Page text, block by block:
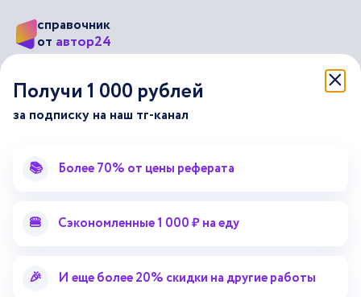
справочник
от автор24
Подписывайся на наши соц. сети
Лекторий
Справочник терминов
Последние статьи
Для правообладателей
Получи 1 000 рублей
за подписку на наш тг-канал
📚 Более 70% от цены реферата
🍔 Сэкономленные 1 000 ₽ на еду
🎉 И еще более 20% скидки на другие работы